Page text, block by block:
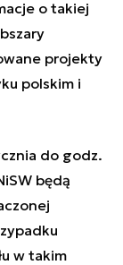
o takiej
projekty
polskim i
do godz.
będą
w takim